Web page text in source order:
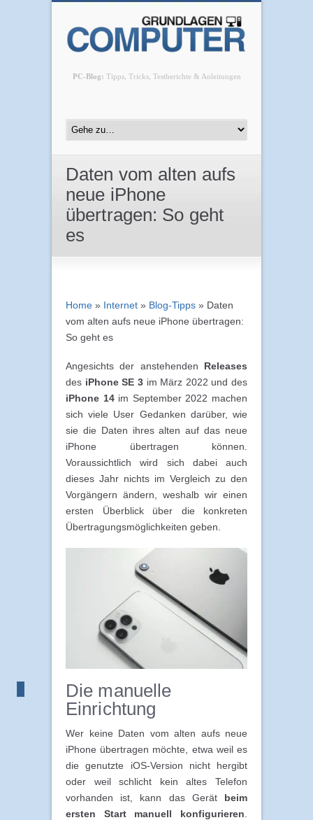
PC-Blog: Tipps, Tricks, Testberichte & Anleitungen
Daten vom alten aufs
neue iPhone
übertragen: So geht
es
Home » Internet » Blog-Tipps » Daten
vom alten aufs neue iPhone übertragen:
So geht es
Angesichts der anstehenden Releases
des iPhone SE 3im März 2022 und des
iPhone 14im September 2022 machen
sich viele User Gedanken darüber, wie
sie die Daten ihres alten auf das neue
iPhone übertragen können.
Voraussichtlich wird sich dabei auch
dieses Jahr nichts im Vergleich zu den
Vorgängern ändern, weshalb wir einen
ersten Überblick über die konkreten
Übertragungsmöglichkeiten geben.
Die manuelle
Einrichtung
Wer keine Daten vom alten aufs neue
iPhone übertragen möchte, etwa weil es
die genutzte iOS-Version nicht hergibt
oder weil schlicht kein altes Telefon
vorhanden ist, kann das Gerät beim
ersten Start manuell konfigurieren